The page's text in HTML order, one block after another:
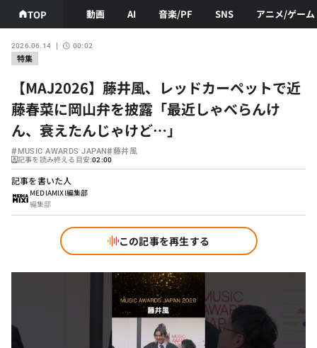
TOP 動画 AI 音楽/PF SNS アニメ/ゲーム
特集
2026.06.14 00:02
【MAJ2026】藤井風、レッドカーペットで近
藤春菜に岡山弁を披露「最近しゃべらんけ
ん、衰えたんじゃけど…」
#MUSIC AWARDS JAPAN#藤井風
記事を読み終える目安:02:00
記事を書いた人
MEDIAMIXI編集部
編集部
この記事を再生する